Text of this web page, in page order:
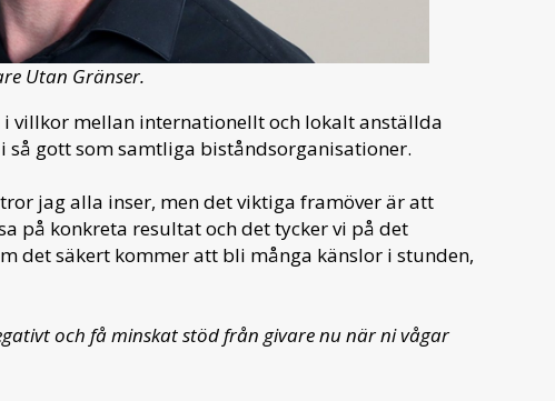
Utan Gränser.
villkor mellan internationellt och lokalt anställda
så gott som samtliga biståndsorganisationer.
jag alla inser, men det viktiga framöver är att
på konkreta resultat och det tycker vi på det
det säkert kommer att bli många känslor i stunden,
och få minskat stöd från givare nu när ni vågar